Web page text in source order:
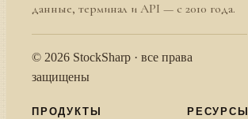
данные, терминал и API — с 2010 года.
© 2026 StockSharp · все права
защищены
ПРОДУКТЫ РЕСУРСЫ